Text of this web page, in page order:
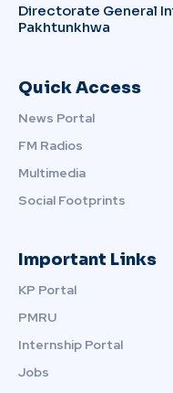
Directorate General
Pakhtunkhwa
Quick Access
News Portal
FM Radios
Multimedia
Social Footprints
Important Links
KP Portal
PMRU
Internship Portal
Jobs